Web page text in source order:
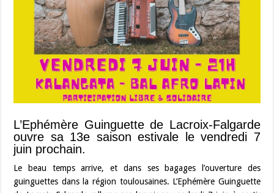
L’Ephémère Guinguette de Lacroix-Falgarde
ouvre sa 13e saison estivale le vendredi 7
juin prochain.
Le beau temps arrive, et dans ses bagages l’ouverture des
guinguettes dans la région toulousaines. L’Ephémère Guinguette